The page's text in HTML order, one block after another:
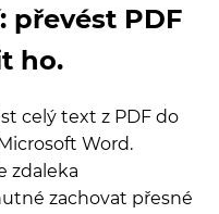
převést PDF
ho.
celý text z PDF do
Word.
zdaleka
zachovat přesné